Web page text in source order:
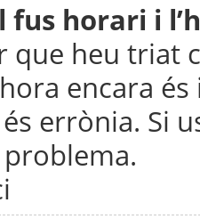
fus horari i
que heu triat
encara
errònia. Si